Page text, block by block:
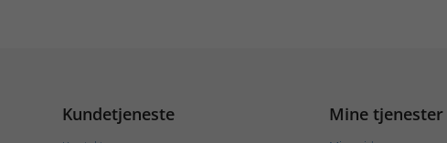
Kundetjeneste Mine tjenester